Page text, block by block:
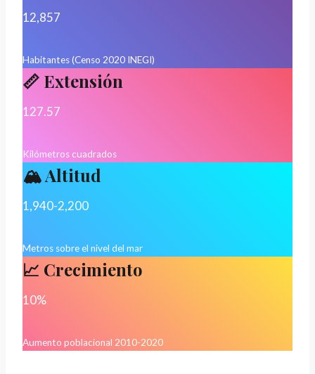
12,857
Habitantes (Censo 2020 INEGI)
📏 Extensión
127.57
Kilómetros cuadrados
🏔️ Altitud
1,940-2,200
Metros sobre el nivel del mar
📈 Crecimiento
10%
Aumento poblacional 2010-2020